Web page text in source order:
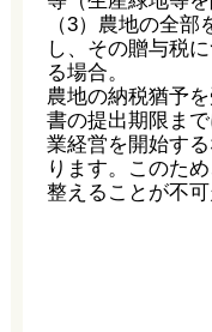
（3）農地の全
し、その贈与税
る場合。
農地の納税猶予
書の提出期限ま
業経営を開始す
ります。このた
整えることが不可